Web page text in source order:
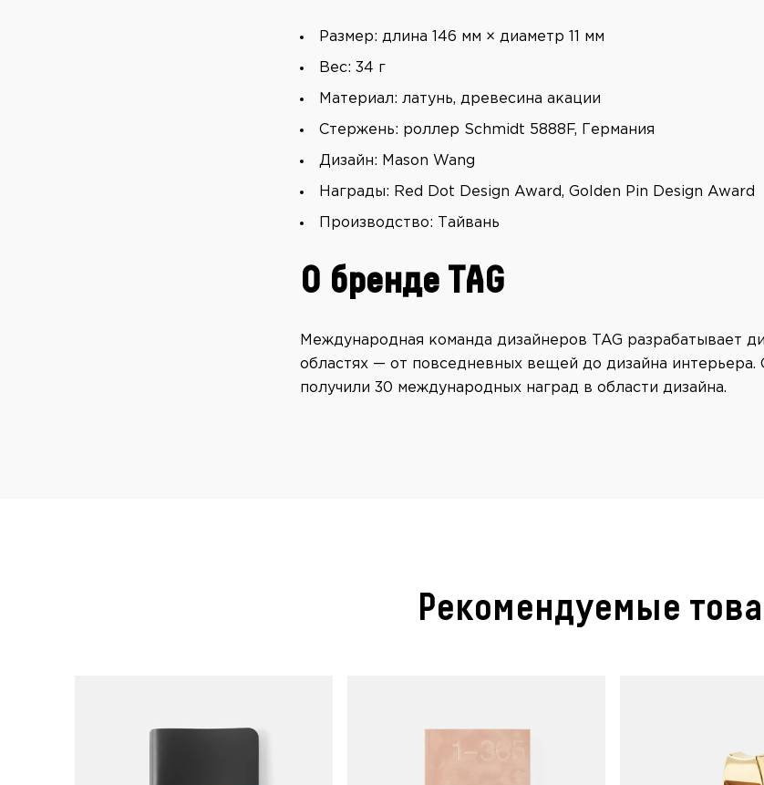
Размер: длина 146 мм × диаметр 11 мм
Вес: 34 г
Материал: латунь, древесина акации
Стержень: роллер Schmidt 5888F, Германия
Дизайн: Mason Wang
Награды: Red Dot Design Award, Golden Pin Design Award
Производство: Тайвань
О бренде TAG
Международная команда дизайнеров TAG разрабатывает
областях — от повседневных вещей до дизайна интерьера.
получили 30 международных наград в области дизайна.
Рекомендуемые